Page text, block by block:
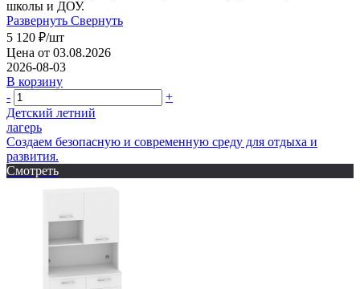
школы и ДОУ.
Развернуть Свернуть
5 120 ₽/шт
Цена от 03.08.2026
2026-08-03
В корзину
-
+
Детский летний
лагерь
Создаем безопасную и современную среду для отдыха и
развития.
Смотреть